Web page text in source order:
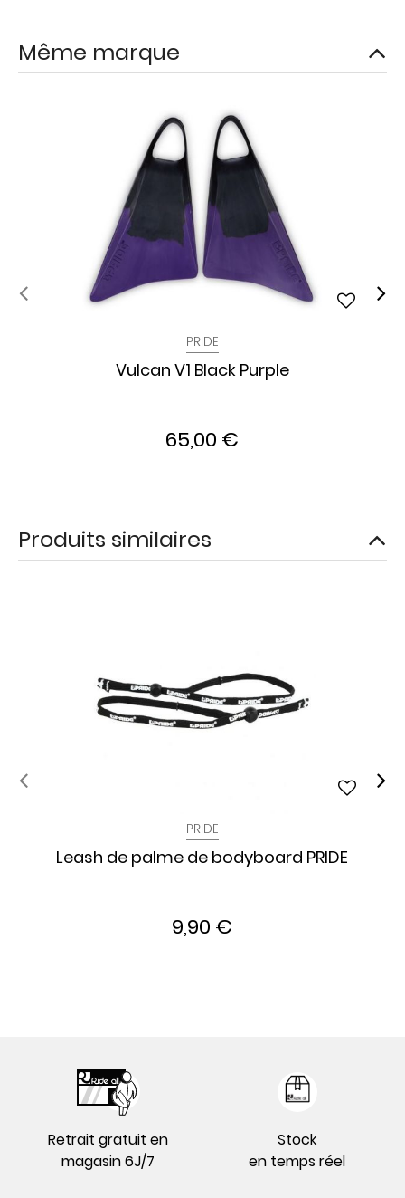
Même marque
PRIDE
Vulcan V1 Black Purple
65,00 €
Produits similaires
PRIDE
Leash de palme de bodyboard PRIDE
9,90 €
Retrait gratuit en
magasin 6J/7
Stock
en temps réel